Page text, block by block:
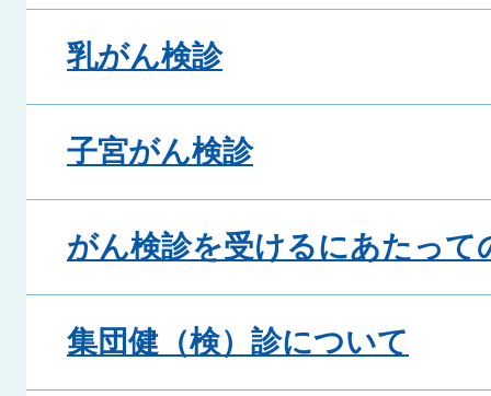
乳がん検診
子宮がん検診
がん検診を受けるにあたって
集団健（検）診について